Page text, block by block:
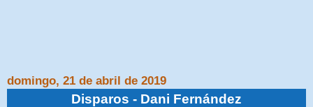
domingo, 21 de abril de 2019
Disparos - Dani Fernández